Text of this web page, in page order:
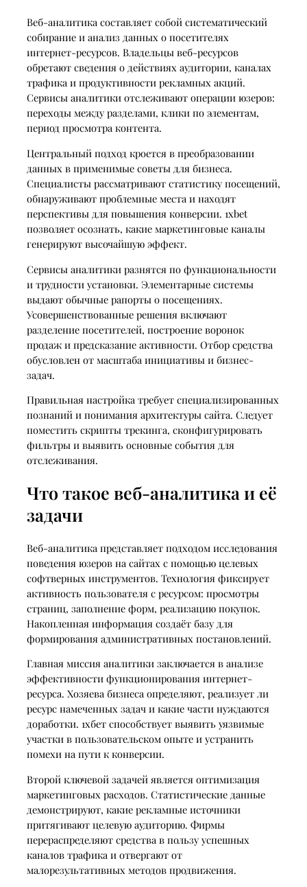
Веб-аналитика составляет собой систематический
собирание и анализ данных о посетителях
интернет-ресурсов. Владельцы веб-ресурсов
обретают сведения о действиях аудитории, каналах
трафика и продуктивности рекламных акций.
Сервисы аналитики отслеживают операции юзеров:
переходы между разделами, клики по элементам,
период просмотра контента.
Центральный подход кроется в преобразовании
данных в применимые советы для бизнеса.
Специалисты рассматривают статистику посещений,
обнаруживают проблемные места и находят
перспективы для повышения конверсии. 1xbet
позволяет осознать, какие маркетинговые каналы
генерируют высочайшую эффект.
Сервисы аналитики разнятся по функциональности
и трудности установки. Элементарные системы
выдают обычные рапорты о посещениях.
Усовершенствованные решения включают
разделение посетителей, построение воронок
продаж и предсказание активности. Отбор средства
обусловлен от масштаба инициативы и бизнес-
задач.
Правильная настройка требует специализированных
познаний и понимания архитектуры сайта. Следует
поместить скрипты трекинга, сконфигурировать
фильтры и выявить основные события для
отслеживания.
Что такое веб-аналитика и её
задачи
Веб-аналитика представляет подходом исследования
поведения юзеров на сайтах с помощью целевых
софтверных инструментов. Технология фиксирует
активность пользователя с ресурсом: просмотры
страниц, заполнение форм, реализацию покупок.
Накопленная информация создаёт базу для
формирования административных постановлений.
Главная миссия аналитики заключается в анализе
эффективности функционирования интернет-
ресурса. Хозяева бизнеса определяют, реализует ли
ресурс намеченных задач и какие части нуждаются
доработки. 1хбет способствует выявить уязвимые
участки в пользовательском опыте и устранить
помехи на пути к конверсии.
Второй ключевой задачей является оптимизация
маркетинговых расходов. Статистические данные
демонстрируют, какие рекламные источники
притягивают целевую аудиторию. Фирмы
перераспределяют средства в пользу успешных
каналов трафика и отвергают от
малорезультативных методов продвижения.